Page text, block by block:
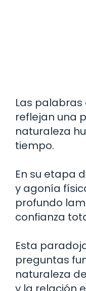
Las palabras
reflejan una
naturaleza
tiempo.
En su etapa
y agonía
profundo
confianza
Esta
preguntas
naturaleza